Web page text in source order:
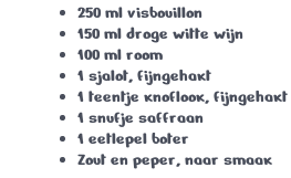
250 ml visbouillon
150 ml droge witte wijn
100 ml room
1 sjalot, fijngehakt
1 teentje knoflook, fijngehakt
1 snufje saffraan
1 eetlepel boter
Zout en peper, naar smaak